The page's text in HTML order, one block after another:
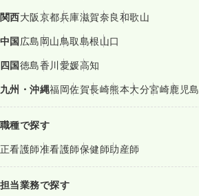
関西大阪京都兵庫滋賀奈良和歌山
中国広島岡山鳥取島根山口
四国徳島香川愛媛高知
九州・沖縄福岡佐賀長崎熊本大分宮崎鹿児島
職種で探す
正看護師准看護師保健師助産師
担当業務で探す